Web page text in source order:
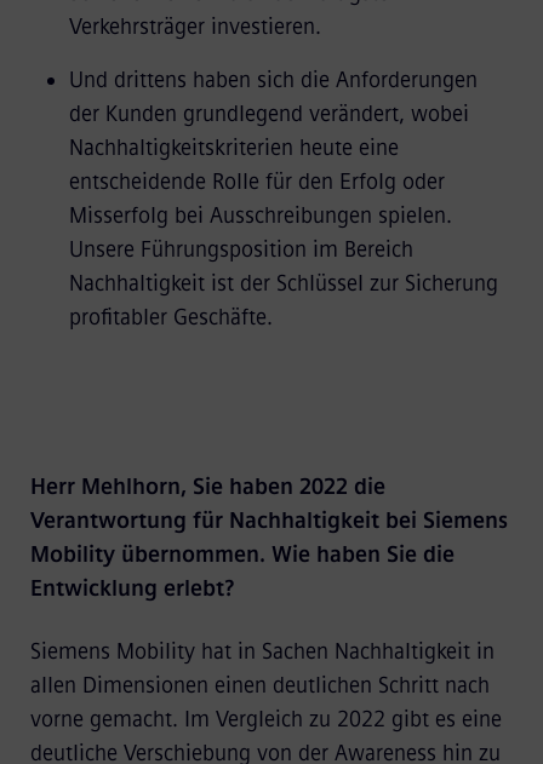
Verkehrsträger investieren.
Und drittens haben sich die Anforderungen
der Kunden grundlegend verändert, wobei
Nachhaltigkeitskriterien heute eine
entscheidende Rolle für den Erfolg oder
Misserfolg bei Ausschreibungen spielen.
Unsere Führungsposition im Bereich
Nachhaltigkeit ist der Schlüssel zur Sicherung
profitabler Geschäfte.
Herr Mehlhorn, Sie haben 2022 die
Verantwortung für Nachhaltigkeit bei Siemens
Mobility übernommen. Wie haben Sie die
Entwicklung erlebt?
Siemens Mobility hat in Sachen Nachhaltigkeit in
allen Dimensionen einen deutlichen Schritt nach
vorne gemacht. Im Vergleich zu 2022 gibt es eine
deutliche Verschiebung von der Awareness hin zu